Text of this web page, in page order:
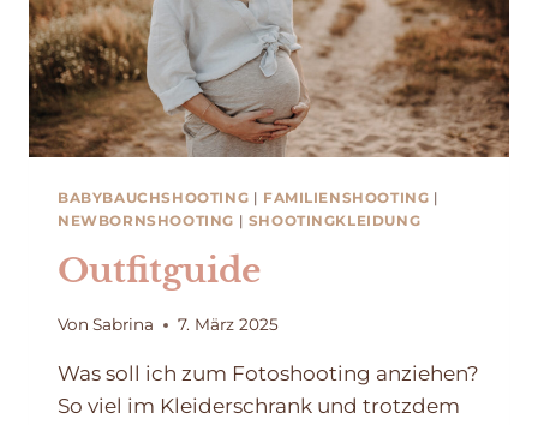
BABYBAUCHSHOOTING | FAMILIENSHOOTING |
NEWBORNSHOOTING | SHOOTINGKLEIDUNG
Outfitguide
Von Sabrina 7. März 2025
Was soll ich zum Fotoshooting anziehen?
So viel im Kleiderschrank und trotzdem